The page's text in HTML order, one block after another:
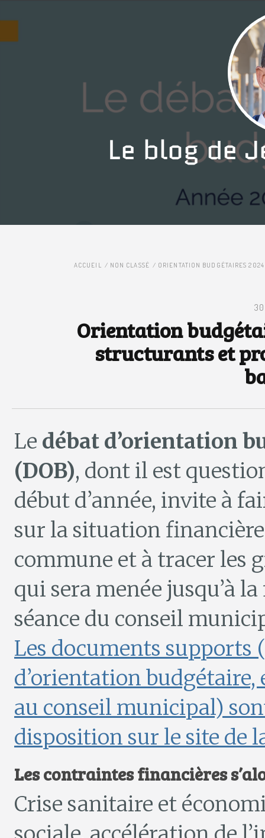
ACCUEIL NON CLASSÉ ORIENTATION BUDGÉTAIRES
Orientation
structurants et
Le débat d’orientation
(DOB), dont il est
début d’année, invite à
sur la situation
commune et à tracer les
qui sera menée jusqu’à
séance du conseil
Les documents supports
d’orientation
au conseil municipal)
disposition sur le site de
Les contraintes financières
Crise sanitaire et